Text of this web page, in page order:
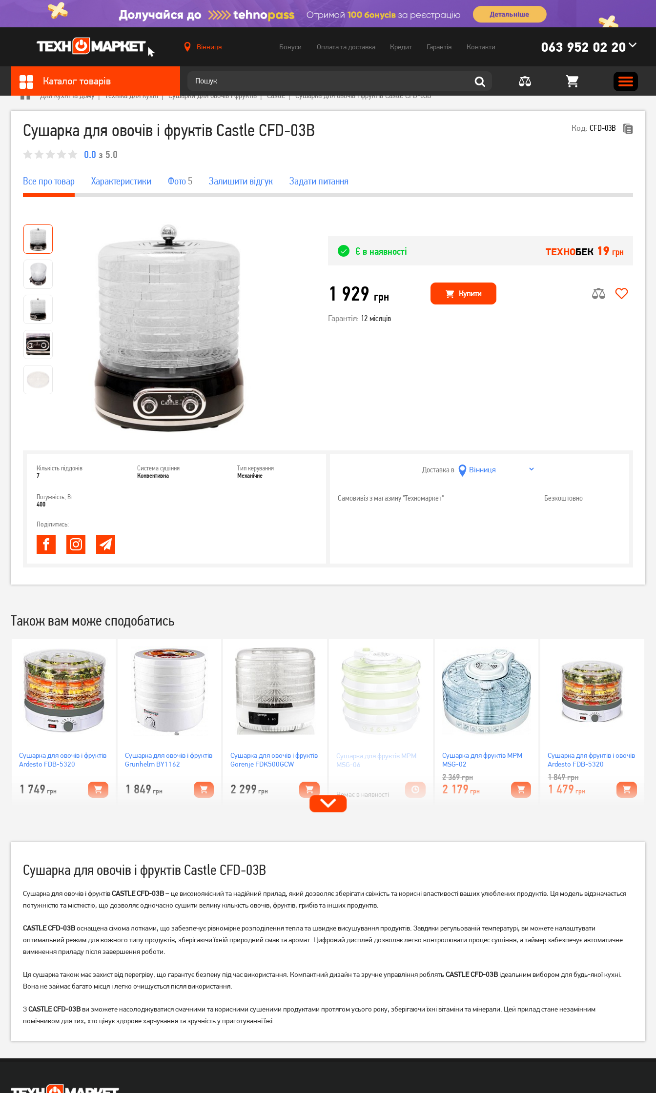
Вінниця Бонуси Оплата та доставка Кредит Гарантія Контакти 063 952 02 20
Каталог товарів
Для кухні та дому Техніка для кухні Сушарки для овочів і фруктів Castle Сушарка для овочів і фруктів Castle CFD-03B
Сушарка для овочів і фруктів Castle CFD-03B Код: CFD-03B
0.0 з 5.0
Все про товар Характеристики Фото 5 Залишити вiдгук Задати питання
Є в наявності ТЕХНОБЕК 19 грн
1 929 грн Купити
Гарантія: 12 місяців
Кількість піддонів
7
Система сушіння
Конвективна
Тип керування
Механічне
Потужність, Вт
400
Поділитись:
Доставка в
Самовивіз з магазину "Техномаркет" Безкоштовно
Також вам може сподобатись
Сушарка для овочів і фруктів
Ardesto FDB-5320
1 749 грн
Сушарка для овочів і фруктів
Grunhelm BY1162
1 849 грн
Сушарка для овочів і фруктів
Gorenje FDK500GCW
2 299 грн
Сушарка для фруктів MPM
MSG-06
Немає в наявності
Сушарка для фруктів MPM
MSG-02
2 369грн
2 179 грн
Сушарка для фруктів і овочів
Ardesto FDB-5320
1 849грн
1 479 грн
Сушарка для фруктів і овочів
Ardesto FDB-5321T
1 879
Сушарка для фруктів і овочів
Ardesto FDB-5385
1 979 грн
1 769
Сушарка для овочів і фруктів
Rotex RD310W
Сушарка для овочів і фруктів
Rotex RD620Y
Сушарка для фруктів і овочів
Ardesto FDB-1138
грн
фруктів Ardesto FDB-5385
біла
грн
Сушарка для овочів і фруктів Castle CFD-03B
Сушарка для овочів і фруктівCASTLE CFD-03B– це високоякісний та надійний прилад, який дозволяє зберігати свіжість та корисні властивості ваших улюблених продуктів. Ця модель відзначається
потужністю та місткістю, що дозволяє одночасно сушити велику кількість овочів, фруктів, грибів та інших продуктів.
CASTLE CFD-03Bоснащена сімома лотками, що забезпечує рівномірне розподілення тепла та швидке висушування продуктів. Завдяки регульованій температурі, ви можете налаштувати
оптимальний режим для кожного типу продуктів, зберігаючи їхній природний смак та аромат. Цифровий дисплей дозволяє легко контролювати процес сушіння, а таймер забезпечує автоматичне
вимкнення приладу після завершення роботи.
Ця сушарка також має захист від перегріву, що гарантує безпеку під час використання. Компактний дизайн та зручне управління роблятьCASTLE CFD-03B ідеальним вибором для будь-якої кухні.
Вона не займає багато місця і легко очищується після використання.
ЗCASTLE CFD-03Bви зможете насолоджуватися смачними та корисними сушеними продуктами протягом усього року, зберігаючи їхні вітаміни та мінерали. Цей прилад стане незамінним
помічником для тих, хто цінує здорове харчування та зручність у приготуванні їжі.